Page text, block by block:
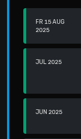
FR 15 AUG
2025
JUL 2025
JUN 2025